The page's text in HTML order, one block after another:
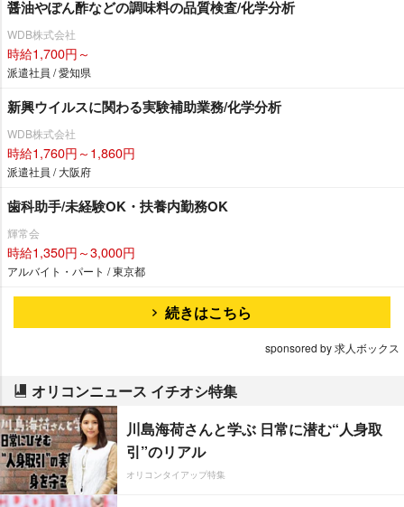
醤油やぽん酢などの調味料の品質検査/化学分析
WDB株式会社
時給1,700円～
派遣社員 / 愛知県
新興ウイルスに関わる実験補助業務/化学分析
WDB株式会社
時給1,760円～1,860円
派遣社員 / 大阪府
歯科助手/未経験OK・扶養内勤務OK
輝常会
時給1,350円～3,000円
アルバイト・パート / 東京都
続きはこちら
sponsored by 求人ボックス
オリコンニュース イチオシ特集
川島海荷さんと学ぶ 日常に潜む“人身取
引”のリアル
オリコンタイアップ特集